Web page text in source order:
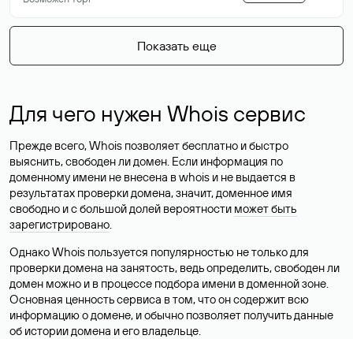
Показать еще
Для чего нужен Whois сервис
Прежде всего, Whois позволяет бесплатно и быстро
выяснить, свободен ли домен. Если информация по
доменному имени не внесена в whois и не выдается в
результатах проверки домена, значит, доменное имя
свободно и с большой долей вероятности может быть
зарегистрировано.
Однако Whois пользуется популярностью не только для
проверки домена на занятость, ведь определить, свободен ли
домен можно и в процессе подбора имени в доменной зоне.
Основная ценность сервиса в том, что он содержит всю
информацию о домене, и обычно позволяет получить данные
об истории домена и его владельце.